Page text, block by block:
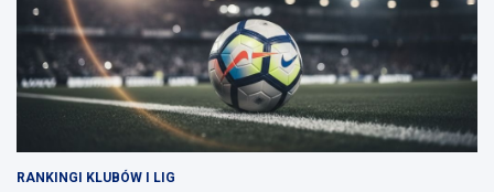
RANKINGI KLUBÓW I LIG